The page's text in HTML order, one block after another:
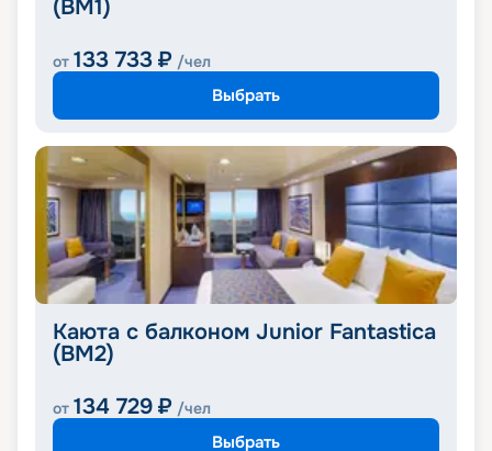
(BM1)
от 133 733 ₽ /чел
Выбрать
Каюта с балконом Junior Fantastica
(BM2)
от 134 729 ₽ /чел
Выбрать